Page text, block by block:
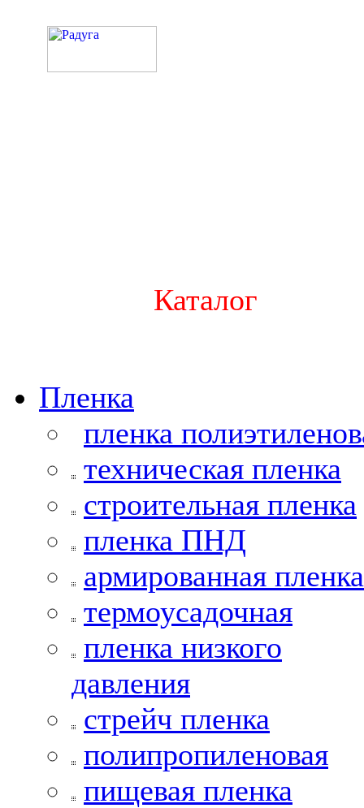
Каталог
Пленка
пленка
техническая пленка
строительная пленка
пленка ПНД
армированная пленка
термоусадочная
пленка низкого
давления
стрейч пленка
полипропиленовая
пищевая пленка